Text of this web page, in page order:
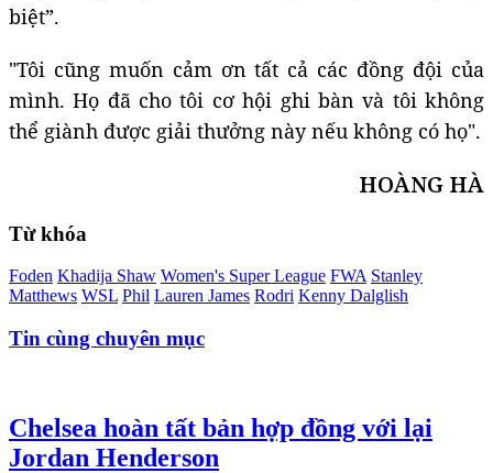
biệt”.
"Tôi cũng muốn cảm ơn tất cả các đồng đội của
mình. Họ đã cho tôi cơ hội ghi bàn và tôi không
thể giành được giải thưởng này nếu không có họ".
HOÀNG HÀ
Từ khóa
Foden Khadija Shaw Women's Super League FWA Stanley
Matthews WSL Phil Lauren James Rodri Kenny Dalglish
Tin cùng chuyên mục
Chelsea hoàn tất bản hợp đồng với lại
Jordan Henderson